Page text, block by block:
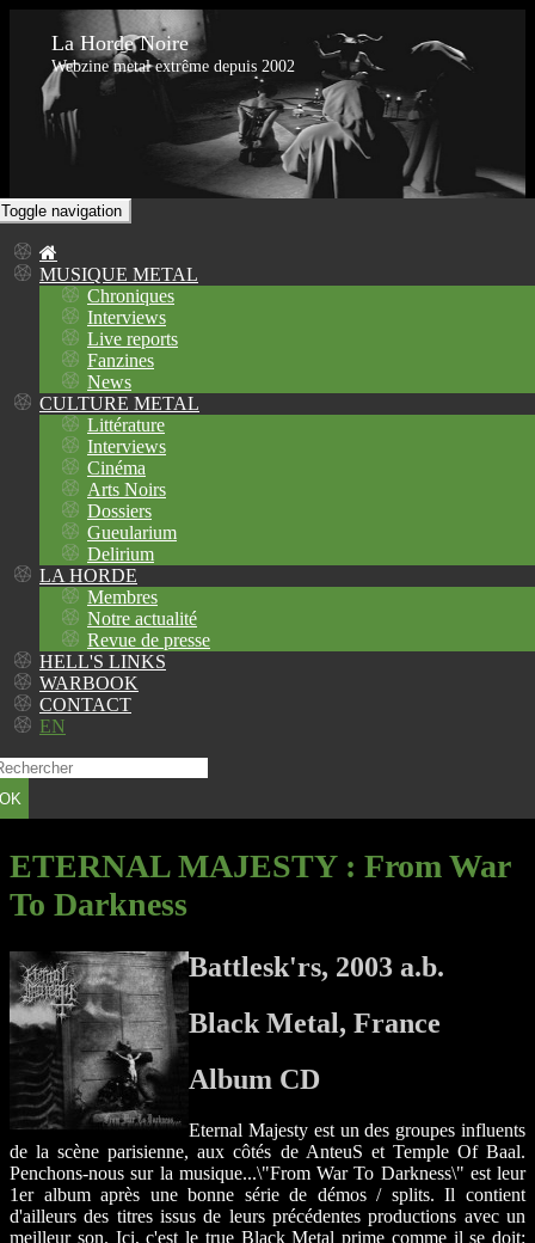
La Horde Noire
Webzine metal extrême depuis 2002
Toggle navigation
MUSIQUE METAL
Chroniques
Interviews
Live reports
Fanzines
News
CULTURE METAL
Littérature
Interviews
Cinéma
Arts Noirs
Dossiers
Gueularium
Delirium
LA HORDE
Membres
Notre actualité
Revue de presse
HELL'S LINKS
WARBOOK
CONTACT
EN
OK
ETERNAL MAJESTY: From War
To Darkness
Battlesk'rs, 2003 a.b.
Black Metal, France
Album CD
Eternal Majesty est un des groupes influents
de la scène parisienne, aux côtés de AnteuS et Temple Of Baal.
Penchons-nous sur la musique...\"From War To Darkness\" est leur
1er album après une bonne série de démos / splits. Il contient
d'ailleurs des titres issus de leurs précédentes productions avec un
meilleur son. Ici, c'est le true Black Metal prime comme il se doit: